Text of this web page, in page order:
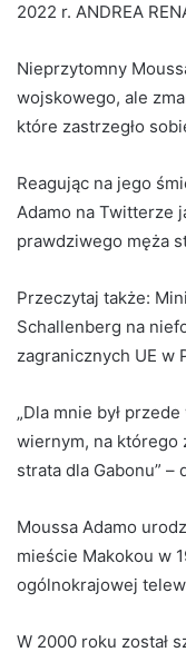
2022 r. ANDREA
Nieprzytomny
wojskowego, ale
które zastrzegło
Reagując na jego
Adamo na Twitterze
prawdziwego męża
Przeczytaj także:
Schallenberg na
zagranicznych UE w
„Dla mnie był
wiernym, na którego
strata dla Gabonu” –
Moussa Adamo
mieście Makokou w
ogólnokrajowej
W 2000 roku został